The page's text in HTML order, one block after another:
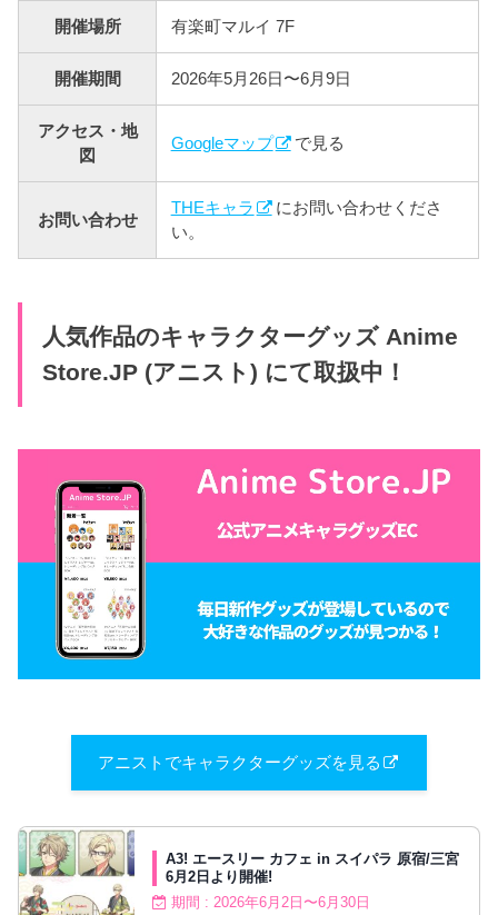
開催場所 有楽町マルイ 7F
開催期間 2026年5月26日〜6月9日
アクセス・地
図
Googleマップ で見る
お問い合わせ
THEキャラ
にお問い合わせくださ
い。
人気作品のキャラクターグッズ Anime
Store.JP (アニスト) にて取扱中！
アニストでキャラクターグッズを見る
A3! エースリー カフェ in スイパラ 原宿/三宮
6月2日より開催!
期間 : 2026年6月2日〜6月30日